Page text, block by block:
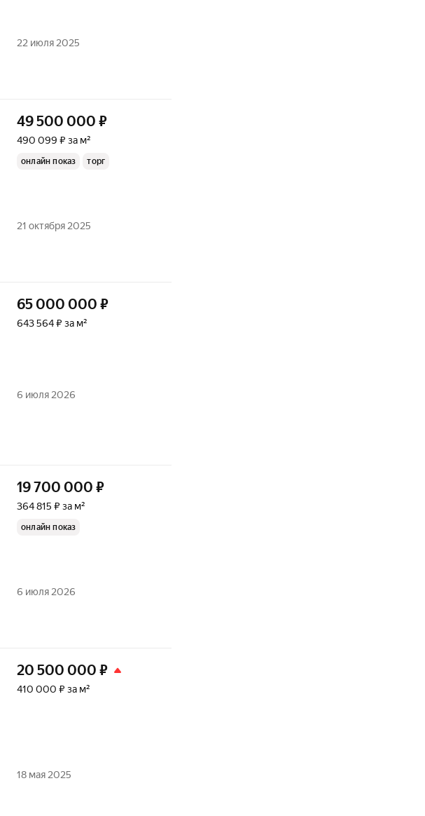
22 июля 2025
49 500 000 ₽
490 099 ₽ за м²
онлайн показ торг
21 октября 2025
65 000 000 ₽
643 564 ₽ за м²
6 июля 2026
19 700 000 ₽
364 815 ₽ за м²
онлайн показ
6 июля 2026
20 500 000 ₽
410 000 ₽ за м²
18 мая 2025